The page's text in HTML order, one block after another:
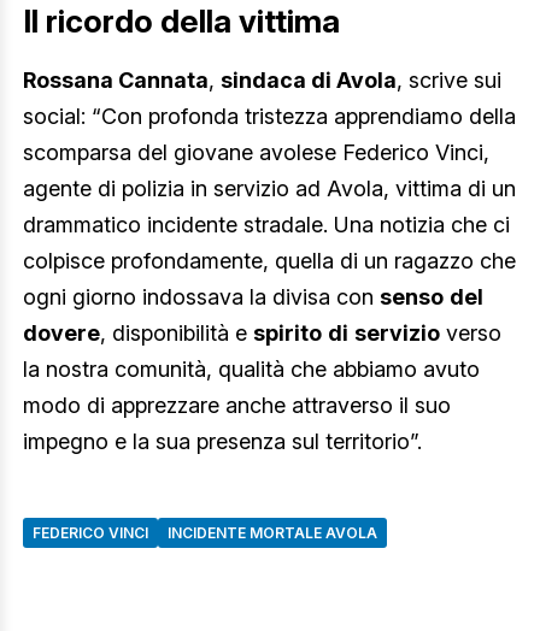
Il ricordo della vittima
Rossana Cannata, sindaca di Avola, scrive sui
social: “Con profonda tristezza apprendiamo della
scomparsa del giovane avolese Federico Vinci,
agente di polizia in servizio ad Avola, vittima di un
drammatico incidente stradale. Una notizia che ci
colpisce profondamente, quella di un ragazzo che
ogni giorno indossava la divisa con senso del
dovere, disponibilità e spirito di servizio verso
la nostra comunità, qualità che abbiamo avuto
modo di apprezzare anche attraverso il suo
impegno e la sua presenza sul territorio”.
FEDERICO VINCI INCIDENTE MORTALE AVOLA